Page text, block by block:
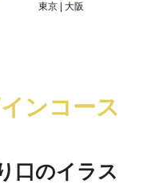
東京 | 大阪
ンコース
口のイラス